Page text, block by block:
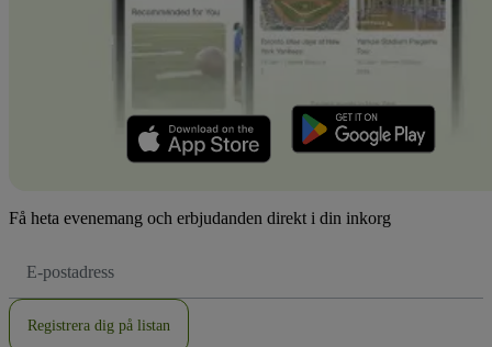
Få heta evenemang och erbjudanden direkt i din inkorg
postadress
Registrera dig på listan